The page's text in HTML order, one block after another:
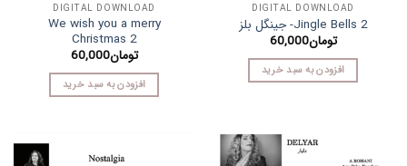
DIGITAL DOWNLOAD
Jingle Bells 2- جینگل بلز
تومان60,000
افزودن به سبد خرید
DIGITAL DOWNLOAD
We wish you a merry
Christmas 2
تومان60,000
افزودن به سبد خرید